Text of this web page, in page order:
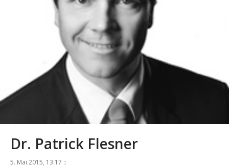
Dr. Patrick Flesner
5. Mai 2015, 13:17 ::